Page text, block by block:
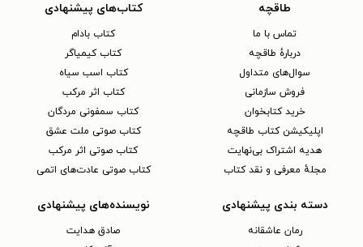
طاقچه
تماس با ما
دربارهٔ طاقچه
سوال‌های متداول
فروش سازمانی
خرید کتابخوان
اپلیکیشن کتاب طاقچه
هدیه اشتراک بی‌نهایت
مجلهٔ معرفی و نقد کتاب
کتاب‌های پیشنهادی
کتاب بادام
کتاب کیمیاگر
کتاب اسب سیاه
کتاب اثر مرکب
کتاب سمفونی مردگان
کتاب صوتی ملت عشق
کتاب صوتی اثر مرکب
کتاب صوتی عادت‌های اتمی
دسته بندی پیشنهادی
رمان عاشقانه
نویسنده‌های پیشنهادی
صادق هدایت